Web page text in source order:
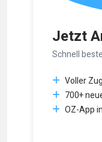
Jetzt
Schnell
Voller
700+
OZ-App